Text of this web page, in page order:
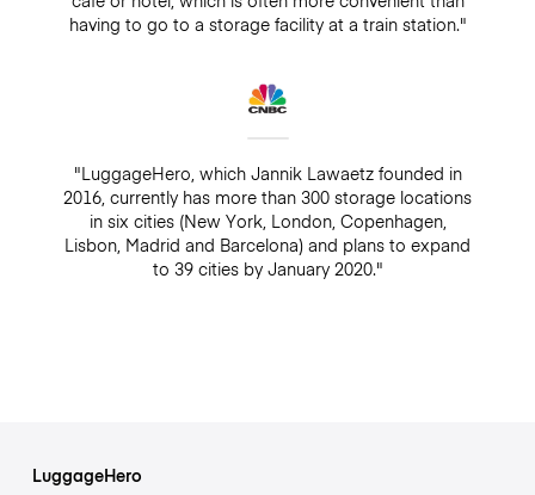
having to go to a storage facility at a train station."
"LuggageHero, which Jannik Lawaetz founded in
2016, currently has more than 300 storage locations
in six cities (New York, London, Copenhagen,
Lisbon, Madrid and Barcelona) and plans to expand
to 39 cities by January 2020."
LuggageHero